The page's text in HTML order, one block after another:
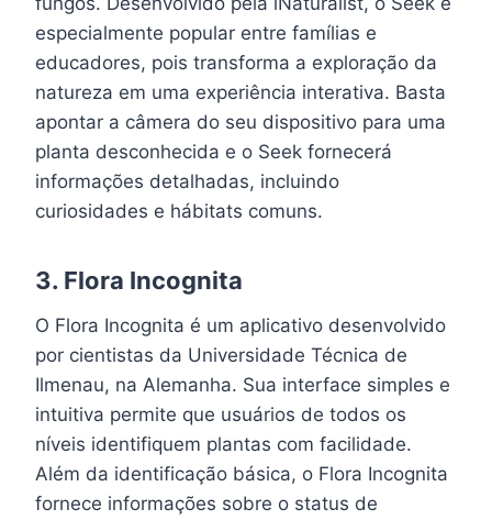
especialmente popular entre famílias e
educadores, pois transforma a exploração da
natureza em uma experiência interativa. Basta
apontar a câmera do seu dispositivo para uma
planta desconhecida e o Seek fornecerá
informações detalhadas, incluindo
curiosidades e hábitats comuns.
3. Flora Incognita
O Flora Incognita é um aplicativo desenvolvido
por cientistas da Universidade Técnica de
Ilmenau, na Alemanha. Sua interface simples e
intuitiva permite que usuários de todos os
níveis identifiquem plantas com facilidade.
Além da identificação básica, o Flora Incognita
fornece informações sobre o status de